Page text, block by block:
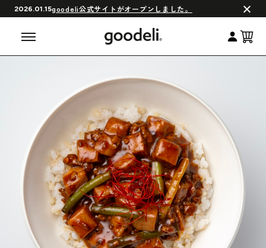
2026.01.15goodeli公式サイトがオープンしました。
会員制度について